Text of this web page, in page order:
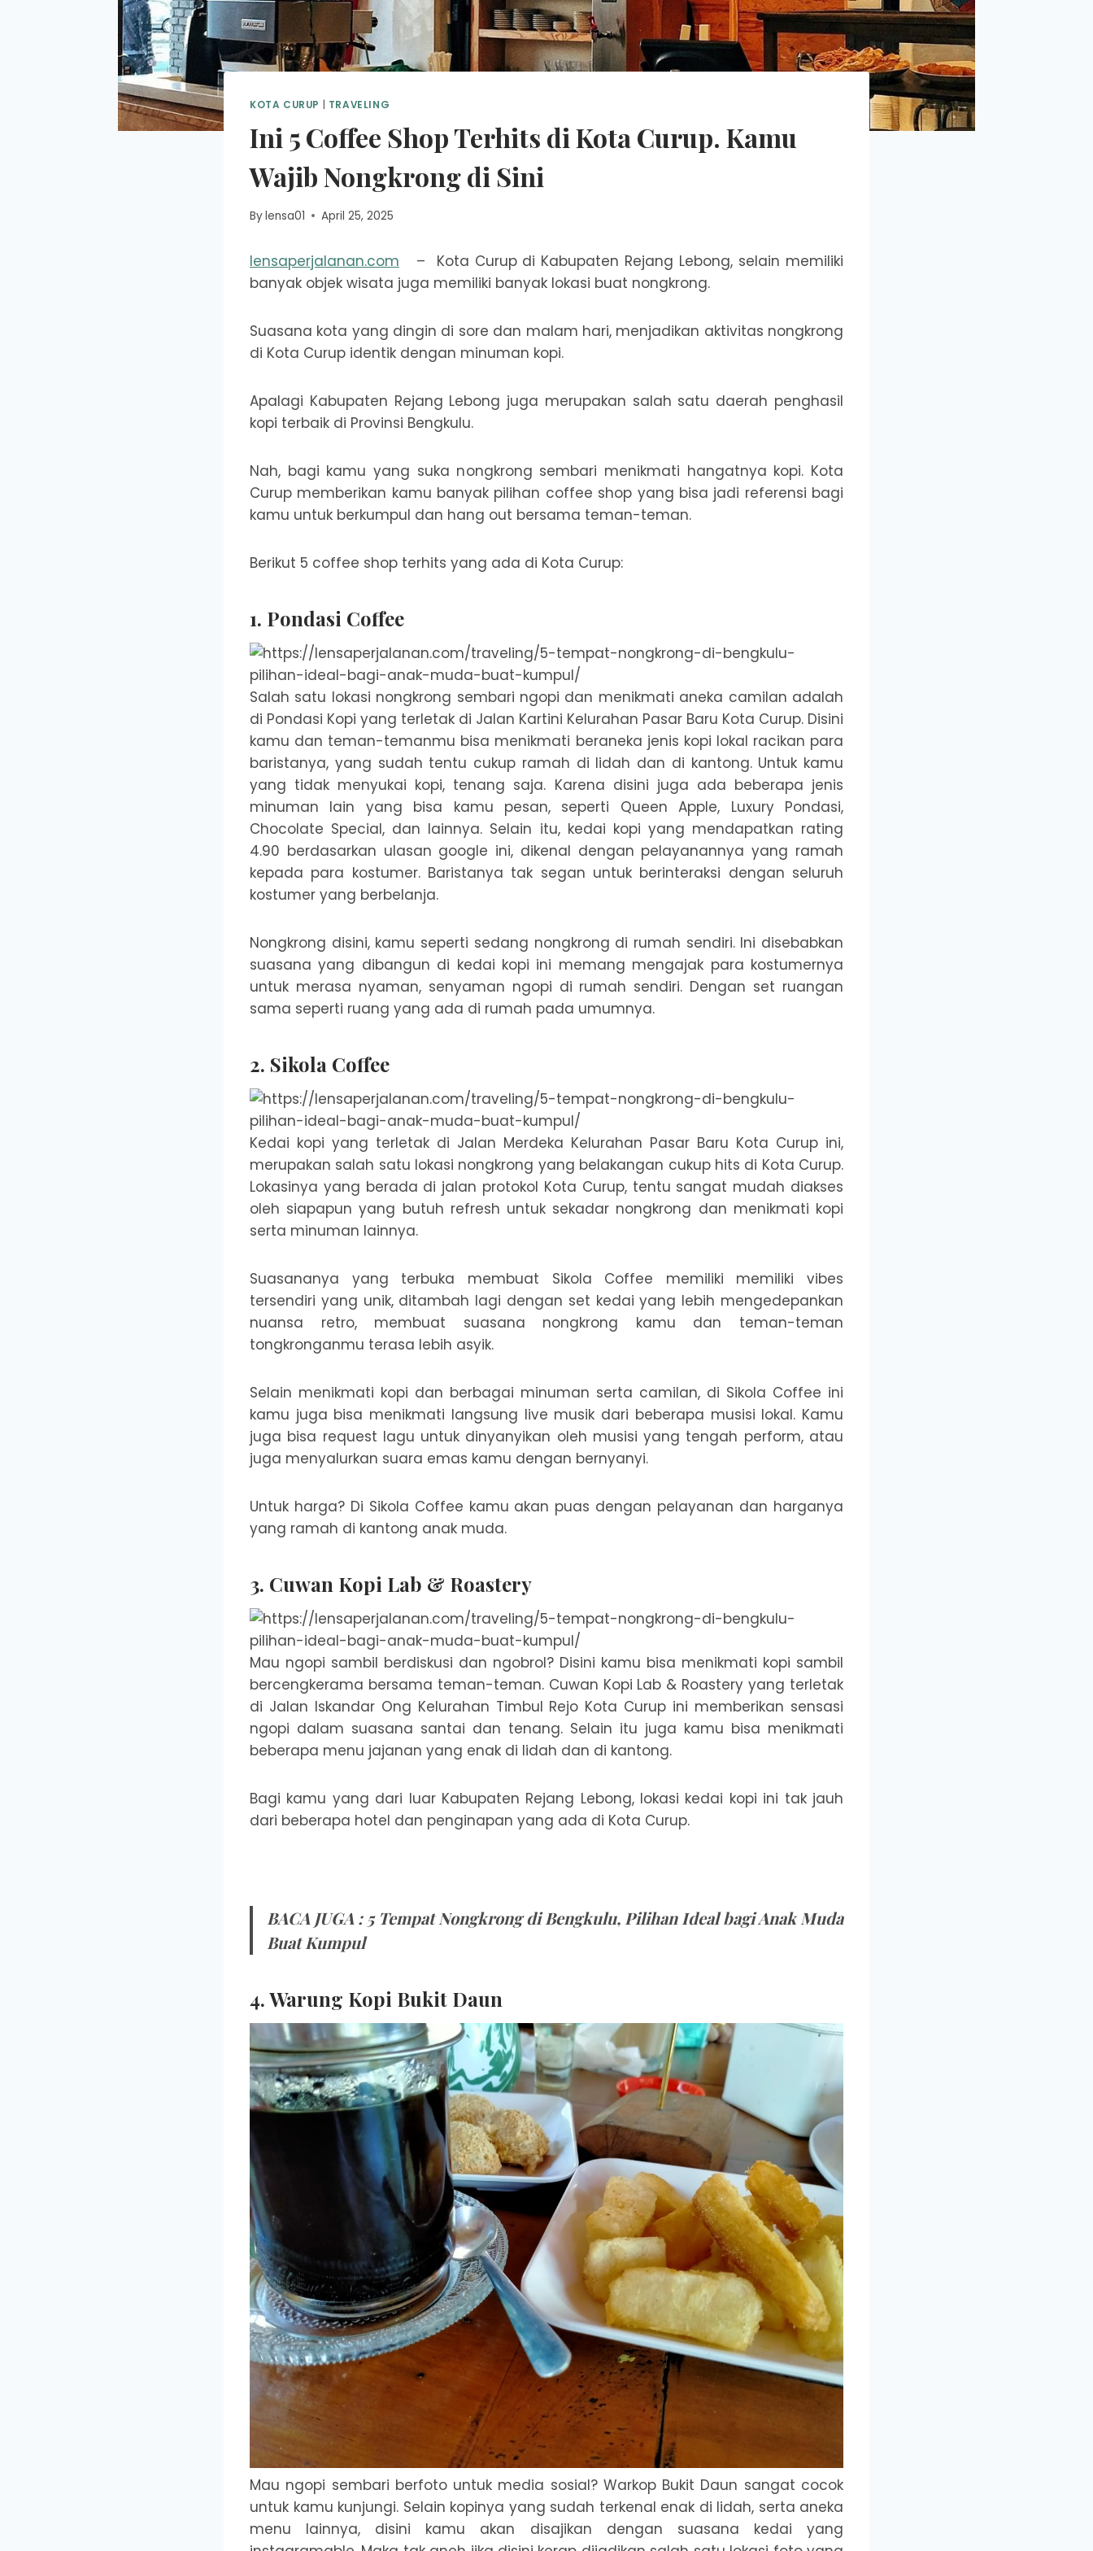
KOTA CURUP TRAVELING
Ini 5 Coffee Shop Terhits di Kota Curup. Kamu
Wajib Nongkrong di Sini
Bylensa01 April 25, 2025
lensaperjalanan.com – Kota Curup di Kabupaten Rejang Lebong, selain memiliki
banyak objek wisata juga memiliki banyak lokasi buat nongkrong.
Suasana kota yang dingin di sore dan malam hari, menjadikan aktivitas nongkrong
di Kota Curup identik dengan minuman kopi.
Apalagi Kabupaten Rejang Lebong juga merupakan salah satu daerah penghasil
kopi terbaik di Provinsi Bengkulu.
Nah, bagi kamu yang suka nongkrong sembari menikmati hangatnya kopi. Kota
Curup memberikan kamu banyak pilihan coffee shop yang bisa jadi referensi bagi
kamu untuk berkumpul dan hang out bersama teman-teman.
Berikut 5 coffee shop terhits yang ada di Kota Curup:
1. Pondasi Coffee
Salah satu lokasi nongkrong sembari ngopi dan menikmati aneka camilan adalah
di Pondasi Kopi yang terletak di Jalan Kartini Kelurahan Pasar Baru Kota Curup. Disini
kamu dan teman-temanmu bisa menikmati beraneka jenis kopi lokal racikan para
baristanya, yang sudah tentu cukup ramah di lidah dan di kantong. Untuk kamu
yang tidak menyukai kopi, tenang saja. Karena disini juga ada beberapa jenis
minuman lain yang bisa kamu pesan, seperti Queen Apple, Luxury Pondasi,
Chocolate Special, dan lainnya. Selain itu, kedai kopi yang mendapatkan rating
4.90 berdasarkan ulasan google ini, dikenal dengan pelayanannya yang ramah
kepada para kostumer. Baristanya tak segan untuk berinteraksi dengan seluruh
kostumer yang berbelanja.
Nongkrong disini, kamu seperti sedang nongkrong di rumah sendiri. Ini disebabkan
suasana yang dibangun di kedai kopi ini memang mengajak para kostumernya
untuk merasa nyaman, senyaman ngopi di rumah sendiri. Dengan set ruangan
sama seperti ruang yang ada di rumah pada umumnya.
2. Sikola Coffee
Kedai kopi yang terletak di Jalan Merdeka Kelurahan Pasar Baru Kota Curup ini,
merupakan salah satu lokasi nongkrong yang belakangan cukup hits di Kota Curup.
Lokasinya yang berada di jalan protokol Kota Curup, tentu sangat mudah diakses
oleh siapapun yang butuh refresh untuk sekadar nongkrong dan menikmati kopi
serta minuman lainnya.
Suasananya yang terbuka membuat Sikola Coffee memiliki memiliki vibes
tersendiri yang unik, ditambah lagi dengan set kedai yang lebih mengedepankan
nuansa retro, membuat suasana nongkrong kamu dan teman-teman
tongkronganmu terasa lebih asyik.
Selain menikmati kopi dan berbagai minuman serta camilan, di Sikola Coffee ini
kamu juga bisa menikmati langsung live musik dari beberapa musisi lokal. Kamu
juga bisa request lagu untuk dinyanyikan oleh musisi yang tengah perform, atau
juga menyalurkan suara emas kamu dengan bernyanyi.
Untuk harga? Di Sikola Coffee kamu akan puas dengan pelayanan dan harganya
yang ramah di kantong anak muda.
3. Cuwan Kopi Lab & Roastery
Mau ngopi sambil berdiskusi dan ngobrol? Disini kamu bisa menikmati kopi sambil
bercengkerama bersama teman-teman. Cuwan Kopi Lab & Roastery yang terletak
di Jalan Iskandar Ong Kelurahan Timbul Rejo Kota Curup ini memberikan sensasi
ngopi dalam suasana santai dan tenang. Selain itu juga kamu bisa menikmati
beberapa menu jajanan yang enak di lidah dan di kantong.
Bagi kamu yang dari luar Kabupaten Rejang Lebong, lokasi kedai kopi ini tak jauh
dari beberapa hotel dan penginapan yang ada di Kota Curup.
BACA JUGA : 5 Tempat Nongkrong di Bengkulu, Pilihan Ideal bagi Anak Muda
Buat Kumpul
4. Warung Kopi Bukit Daun
Mau ngopi sembari berfoto untuk media sosial? Warkop Bukit Daun sangat cocok
untuk kamu kunjungi. Selain kopinya yang sudah terkenal enak di lidah, serta aneka
menu lainnya, disini kamu akan disajikan dengan suasana kedai yang